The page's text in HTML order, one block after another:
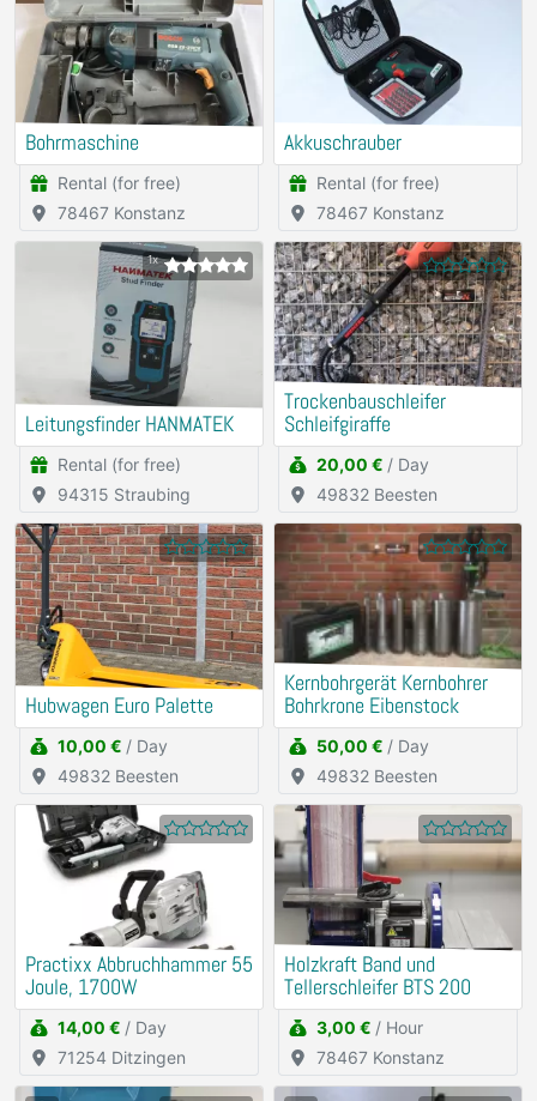
Bohrmaschine
Rental (for free)
78467 Konstanz
Akkuschrauber
Rental (for free)
78467 Konstanz
1x
Leitungsfinder HANMATEK
Rental (for free)
94315 Straubing
Trockenbauschleifer
Schleifgiraffe
20,00 € / Day
49832 Beesten
Hubwagen Euro Palette
10,00 € / Day
49832 Beesten
Kernbohrgerät Kernbohrer
Bohrkrone Eibenstock
50,00 € / Day
49832 Beesten
Practixx Abbruchhammer 55
Joule, 1700W
14,00 € / Day
71254 Ditzingen
Holzkraft Band und
Tellerschleifer BTS 200
3,00 € / Hour
78467 Konstanz